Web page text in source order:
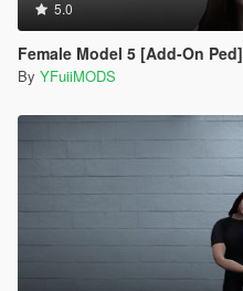
5.0
Female Model 5 [Add-On Ped]
By YFuiiMODS